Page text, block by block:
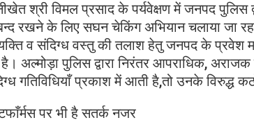
श्री विमल प्रसाद के पर्यवेक्षण में जनपद पुलिस
रखने के लिए सघन चेकिंग अभियान चलाया जा
व संदिग्ध वस्तु की तलाश हेतु जनपद के प्रवेश
अल्मोड़ा पुलिस द्वारा निरंतर आपराधिक, अराजक
गतिविधियाँ प्रकाश में आती है,तो उनके विरुद्ध
पर भी है सतर्क नजर